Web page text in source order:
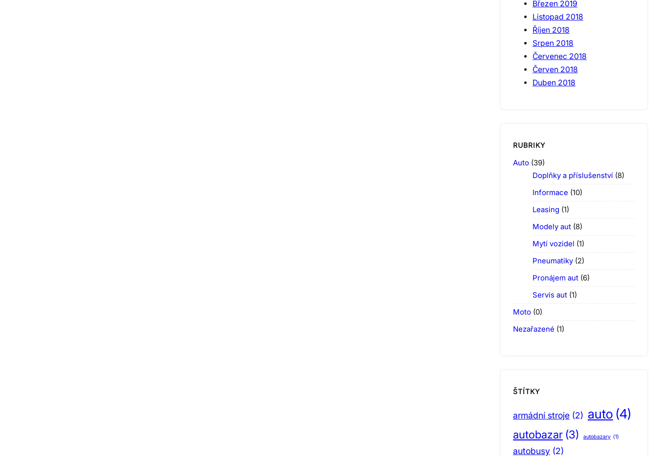
Březen 2019
Listopad 2018
Říjen 2018
Srpen 2018
Červenec 2018
Červen 2018
Duben 2018
RUBRIKY
Auto (39)
Doplňky a příslušenství (8)
Informace (10)
Leasing (1)
Modely aut (8)
Mytí vozidel (1)
Pneumatiky (2)
Pronájem aut (6)
Servis aut (1)
Moto (0)
Nezařazené (1)
ŠTÍTKY
armádní stroje (2) auto (4)
autobazar (3) autobazary (1)
autobusy (2)